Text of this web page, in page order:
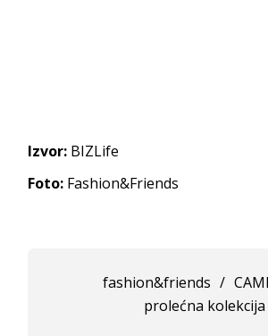
Izvor: BIZLife
Foto: Fashion&Friends
fashion&friends /
prolećna kolekcija